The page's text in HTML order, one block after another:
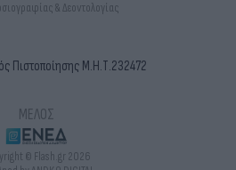
& Δεοντολογίας
Πιστοποίησης Μ.Η.Τ.232472
ΜΕΛΟΣ
© Flash.gr 2026